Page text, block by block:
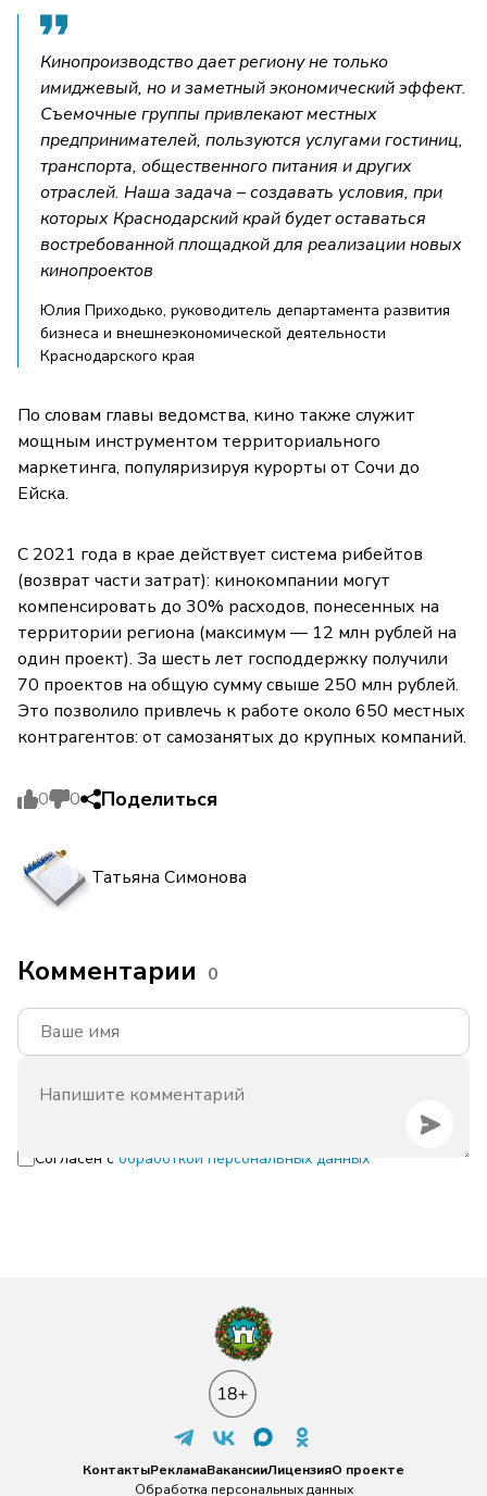
Кинопроизводство дает региону не только
имиджевый, но и заметный экономический эффект.
Съемочные группы привлекают местных
предпринимателей, пользуются услугами гостиниц,
транспорта, общественного питания и других
отраслей. Наша задача – создавать условия, при
которых Краснодарский край будет оставаться
востребованной площадкой для реализации новых
кинопроектов
Юлия Приходько, руководитель департамента развития
бизнеса и внешнеэкономической деятельности
Краснодарского края
По словам главы ведомства, кино также служит
мощным инструментом территориального
маркетинга, популяризируя курорты от Сочи до
Ейска.
С 2021 года в крае действует система рибейтов
(возврат части затрат): кинокомпании могут
компенсировать до 30% расходов, понесенных на
территории региона (максимум — 12 млн рублей на
один проект). За шесть лет господдержку получили
70 проектов на общую сумму свыше 250 млн рублей.
Это позволило привлечь к работе около 650 местных
контрагентов: от самозанятых до крупных компаний.
0 0 Поделиться
Татьяна Симонова
Комментарии 0
Согласен с обработкой персональных данных
КонтактыРекламаВакансииЛицензияО проекте
Обработка персональных данных